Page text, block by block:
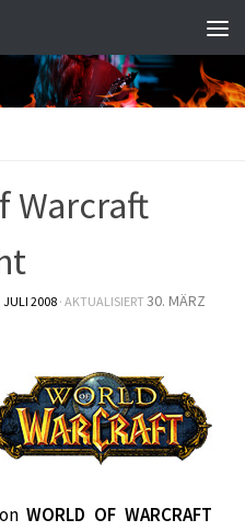
Warcraft
JULI 2008· AKTUALISIERT30. MÄRZ
WORLD OF WARCRAFT